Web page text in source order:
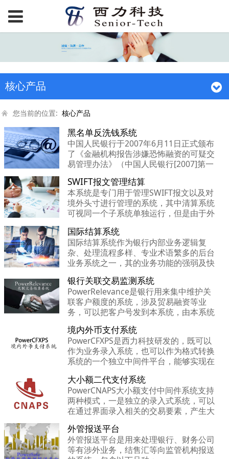
核心产品
您当前的位置:核心产品
黑名单反洗钱系统
中国人民银行于2007年6月11日正式颁布
了《金融机构报告涉嫌恐怖融资的可疑交
易管理办法》（中国人民银行[2007]第一
格履行反恐融资义务，及时向监管部门报
告涉嫌恐怖组织、恐怖分子的可疑交易。
免费在线测试平台
http://www.riskwatch.cn
SWIFT报文管理结算
本系统是专门用于管理SWIFT报文以及对
境外头寸进行管理的系统，其中清算系统
可视同一个子系统单独运行，但是由于外
寸、账单类等报文，因此我们把这两个系
统结合起来。
国际结算系统
国际结算系统作为银行内部业务逻辑复
杂、处理流程多样、专业术语繁多的后台
业务系统之一，其的业务功能的强弱及快
的。
银行关联交易监测系统
PowerRelevance是银行用来集中维护关
联客户额度的系统，涉及贸易融资等业
务，可以把客户号发到本系统，由本系统
提示预警信息。
境内外币支付系统
PowerCFXPS是西力科技研发的，既可以
作为业务录入系统，也可以作为格式转换
系统的一个独立中间件平台，能够实现在
以实现将第三方交易信息转换为境内外币
支付系统的报文。
大小额二代支付系统
PowerCNAPS大小额支付中间件系统支持
两种模式，一是独立的录入式系统，可以
在通过界面录入相关的交易要素，产生大
是作为一个格式转换网关，将第三方发来
的报文信息，转换为大小额的格式。
外管报送平台
外管报送平台是用来处理银行、财务公司
等有涉外业务，结售汇等向监管机构报送